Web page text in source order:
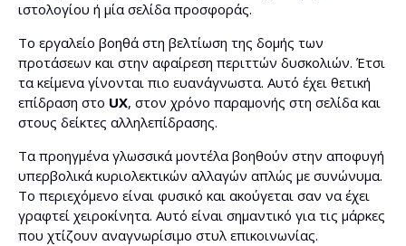
ιστολογίου ή μία σελίδα προσφοράς.
Το εργαλείο βοηθά στη βελτίωση της δομής των
προτάσεων και στην αφαίρεση περιττών δυσκολιών. Έτσι
τα κείμενα γίνονται πιο ευανάγνωστα. Αυτό έχει θετική
επίδραση στο UX, στον χρόνο παραμονής στη σελίδα και
στους δείκτες αλληλεπίδρασης.
Τα προηγμένα γλωσσικά μοντέλα βοηθούν στην αποφυγή
υπερβολικά κυριολεκτικών αλλαγών απλώς με συνώνυμα.
Το περιεχόμενο είναι φυσικό και ακούγεται σαν να έχει
γραφτεί χειροκίνητα. Αυτό είναι σημαντικό για τις μάρκες
που χτίζουν αναγνωρίσιμο στυλ επικοινωνίας.